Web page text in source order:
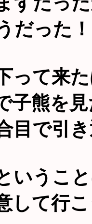
だった
って来
子熊を
目で引
いうこ
して行